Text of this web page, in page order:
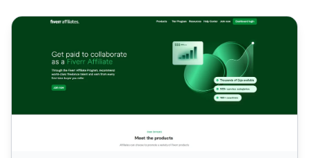
Fiverr Affiliates Partnerprogramm